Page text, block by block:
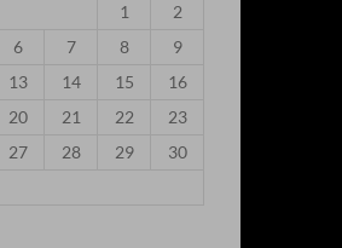
1
2
6 7 8
9
13 14 15
16
20 21 22
23
27 28 29
30